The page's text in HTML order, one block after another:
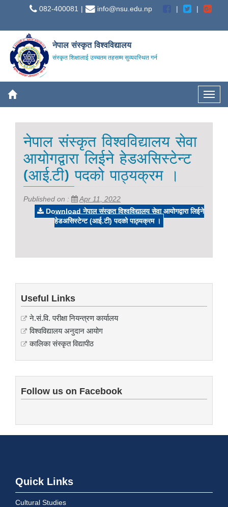
082-400081 info@nsu.edu.np
नेपाल संस्कृत विश्वविद्यालय
संस्कृत शिक्षालाई उच्चतम तहसम्म सुव्यवस्थित गर्न
नेपाल संस्कृत विश्वविद्यालय सेवा
आयोगद्वारा लिईने हेडअसिस्टेन्ट
(आई.टी) पदको पाठ्यक्रम ।
Published on :
Apr 11, 2022
Download नेपाल संस्कृत विश्वविद्यालय सेवा आयोगद्वारा लिईने
हेडअसिस्टेन्ट (आई.टी) पदको पाठ्यक्रम ।
Useful Links
ने.सं.वि. परीक्षा नियन्त्रण कार्यालय
विश्वविद्यालय अनुदान आयोग
कालिका संस्कृत विद्यापीठ
Follow us on Facebook
Quick Links
Cultural Studies